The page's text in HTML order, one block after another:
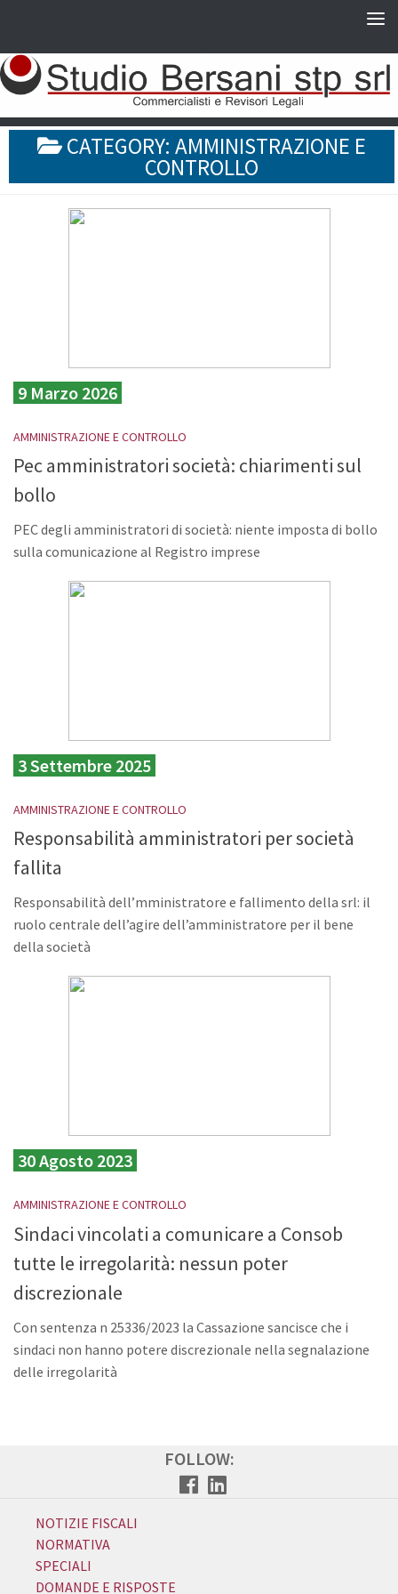
CATEGORY: AMMINISTRAZIONE E
CONTROLLO
9 Marzo 2026
AMMINISTRAZIONE E CONTROLLO
Pec amministratori società: chiarimenti sul
bollo
PEC degli amministratori di società: niente imposta di bollo
sulla comunicazione al Registro imprese
3 Settembre 2025
AMMINISTRAZIONE E CONTROLLO
Responsabilità amministratori per società
fallita
Responsabilità dell’mministratore e fallimento della srl: il
ruolo centrale dell’agire dell’amministratore per il bene
della società
30 Agosto 2023
AMMINISTRAZIONE E CONTROLLO
Sindaci vincolati a comunicare a Consob
tutte le irregolarità: nessun poter
discrezionale
Con sentenza n 25336/2023 la Cassazione sancisce che i
sindaci non hanno potere discrezionale nella segnalazione
delle irregolarità
FOLLOW:
NOTIZIE FISCALI
NORMATIVA
SPECIALI
DOMANDE E RISPOSTE